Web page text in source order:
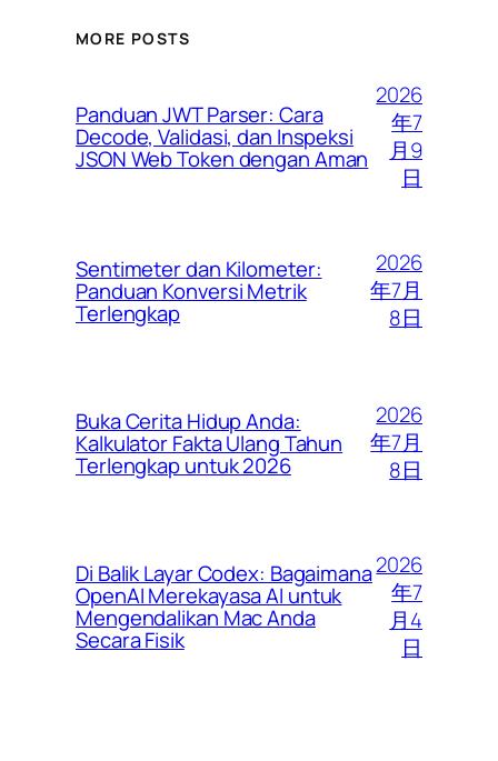
MORE POSTS
Panduan JWT Parser: Cara
Decode, Validasi, dan Inspeksi
JSON Web Token dengan Aman
2026
年7
月9
日
Sentimeter dan Kilometer:
Panduan Konversi Metrik
Terlengkap
2026
年7月
8日
Buka Cerita Hidup Anda:
Kalkulator Fakta Ulang Tahun
Terlengkap untuk 2026
2026
年7月
8日
Di Balik Layar Codex: Bagaimana
OpenAI Merekayasa AI untuk
Mengendalikan Mac Anda
Secara Fisik
2026
年7
月4
日